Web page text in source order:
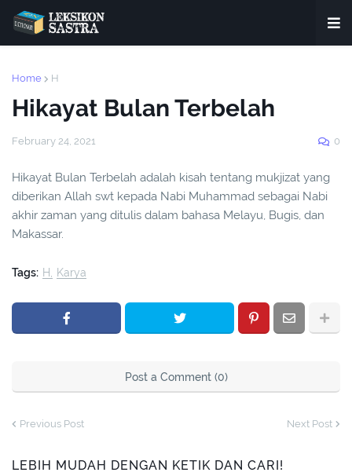
Home H
Hikayat Bulan Terbelah
February 24, 2021 0
Hikayat Bulan Terbelah adalah kisah tentang mukjizat yang
diberikan Allah swt kepada Nabi Muhammad sebagai Nabi
akhir zaman yang ditulis dalam bahasa Melayu, Bugis, dan
Makassar.
Tags: H Karya
Post a Comment (0)
Previous Post Next Post
LEBIH MUDAH DENGAN KETIK DAN CARI!